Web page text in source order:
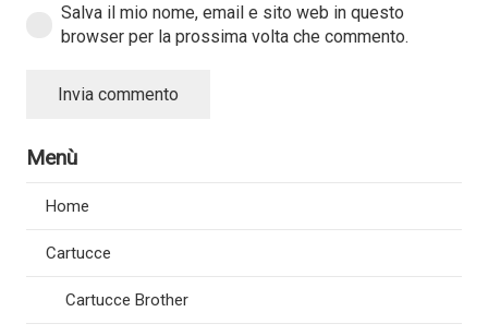
Salva il mio nome, email e sito web in questo
browser per la prossima volta che commento.
Invia commento
Menù
Home
Cartucce
Cartucce Brother